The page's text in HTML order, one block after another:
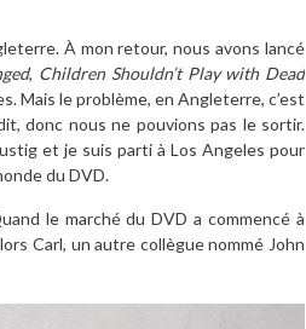
À mon retour, nous avons lancé
, Children Shouldn’t Play with Dead
Mais le problème, en Angleterre, c’est
donc nous ne pouvions pas le sortir.
et je suis parti à Los Angeles pour
du DVD.
le marché du DVD a commencé à
Carl, un autre collègue nommé John